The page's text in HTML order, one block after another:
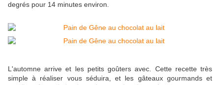
degrés pour 14 minutes environ.
L'automne arrive et les petits goûters avec. Cette recette très
simple à réaliser vous séduira, et les gâteaux gourmands et